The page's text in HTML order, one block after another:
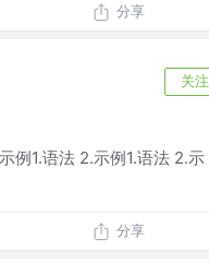
分享
关注
例1.语法 2.示例1.语法 2.示
分享